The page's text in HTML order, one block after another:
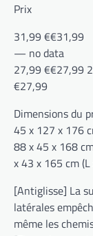
Prix
31,99 €€31,99
— no data
27,99 €€27,99
€27,99
Dimensions du
45 x 127 x 176
88 x 45 x 168
x 43 x 165 cm
[Antiglisse] La
latérales
même les